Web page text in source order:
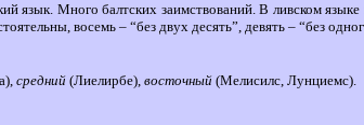
язык. Много балтских заимствований. В ливском языке
восемь – “без двух десять”, девять – “без
средний (Лиелирбе), восточный (Мелисилс, Лунциемс).